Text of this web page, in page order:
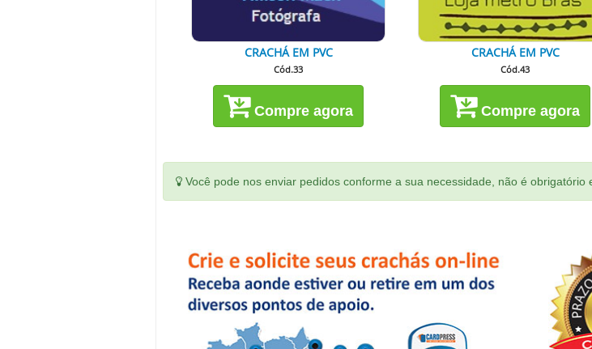
CRACHÁ EM PVC
Cód.33
Compre agora
CRACHÁ EM PVC
Cód.43
Compre agora
Você pode nos enviar pedidos conforme a sua necessidade, não é obrigatório